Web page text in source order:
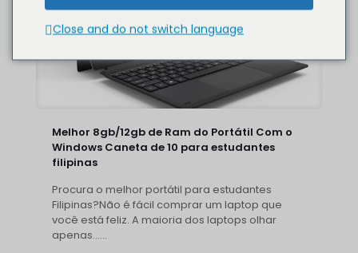
Melhor 8gb/12gb de Ram do Portátil Com o
Windows Caneta de 10 para estudantes
filipinas
Procura o melhor portátil para estudantes
Filipinas?Não é fácil comprar um laptop que
você está feliz. A maioria dos laptops olhar
apenas......
Close and do not switch language